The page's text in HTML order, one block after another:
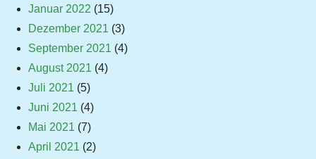
Januar 2022 (15)
Dezember 2021 (3)
September 2021 (4)
August 2021 (4)
Juli 2021 (5)
Juni 2021 (4)
Mai 2021 (7)
April 2021 (2)